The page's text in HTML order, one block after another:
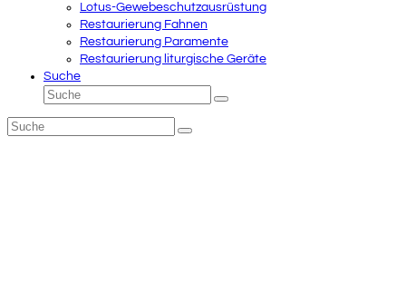
Lotus-Gewebeschutzausrüstung
Restaurierung Fahnen
Restaurierung Paramente
Restaurierung liturgische Geräte
Suche
Suche
Senden
Suche
Senden